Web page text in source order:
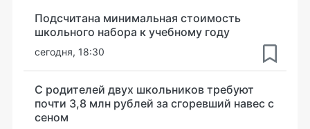
Подсчитана минимальная стоимость
школьного набора к учебному году
сегодня, 18:30
С родителей двух школьников требуют
почти 3,8 млн рублей за сгоревший навес с
сеном